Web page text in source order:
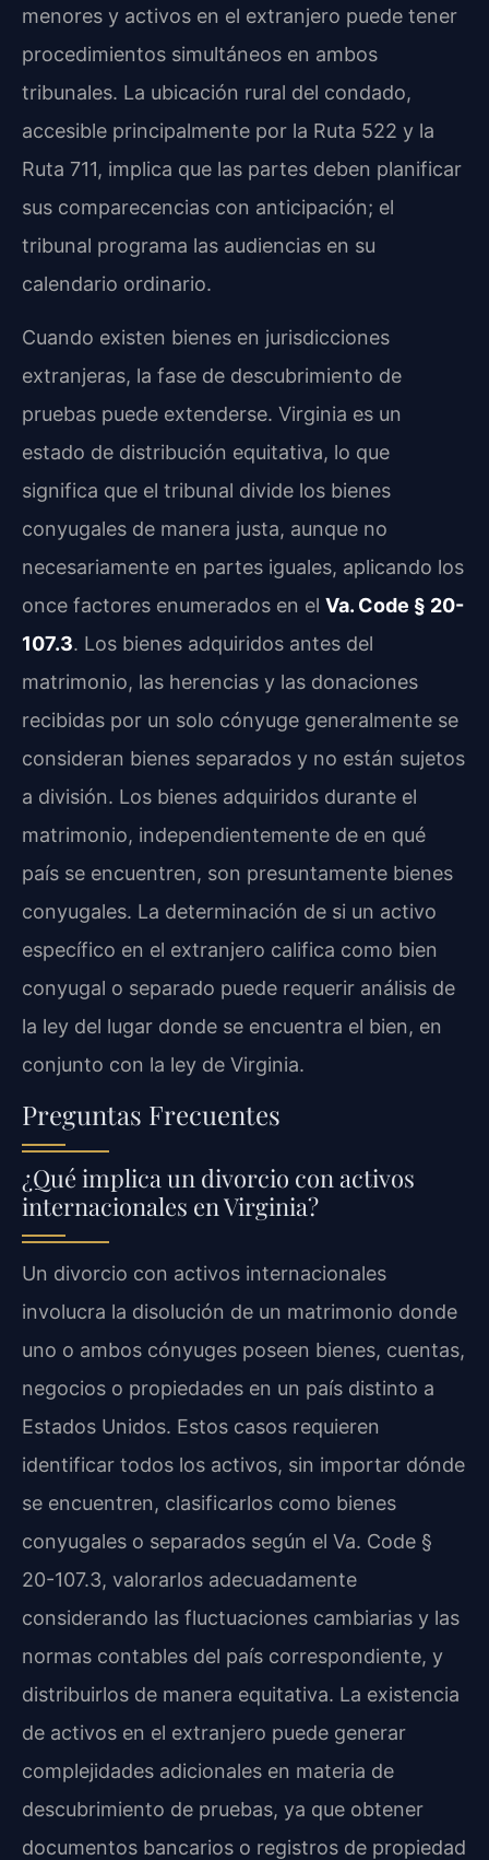
menores y activos en el extranjero puede tener
procedimientos simultáneos en ambos
tribunales. La ubicación rural del condado,
accesible principalmente por la Ruta 522 y la
Ruta 711, implica que las partes deben planificar
sus comparecencias con anticipación; el
tribunal programa las audiencias en su
calendario ordinario.
Cuando existen bienes en jurisdicciones
extranjeras, la fase de descubrimiento de
pruebas puede extenderse. Virginia es un
estado de distribución equitativa, lo que
significa que el tribunal divide los bienes
conyugales de manera justa, aunque no
necesariamente en partes iguales, aplicando los
once factores enumerados en el Va. Code § 20-
107.3. Los bienes adquiridos antes del
matrimonio, las herencias y las donaciones
recibidas por un solo cónyuge generalmente se
consideran bienes separados y no están sujetos
a división. Los bienes adquiridos durante el
matrimonio, independientemente de en qué
país se encuentren, son presuntamente bienes
conyugales. La determinación de si un activo
específico en el extranjero califica como bien
conyugal o separado puede requerir análisis de
la ley del lugar donde se encuentra el bien, en
conjunto con la ley de Virginia.
Preguntas Frecuentes
¿Qué implica un divorcio con activos
internacionales en Virginia?
Un divorcio con activos internacionales
involucra la disolución de un matrimonio donde
uno o ambos cónyuges poseen bienes, cuentas,
negocios o propiedades en un país distinto a
Estados Unidos. Estos casos requieren
identificar todos los activos, sin importar dónde
se encuentren, clasificarlos como bienes
conyugales o separados según el Va. Code §
20-107.3, valorarlos adecuadamente
considerando las fluctuaciones cambiarias y las
normas contables del país correspondiente, y
distribuirlos de manera equitativa. La existencia
de activos en el extranjero puede generar
complejidades adicionales en materia de
descubrimiento de pruebas, ya que obtener
documentos bancarios o registros de propiedad